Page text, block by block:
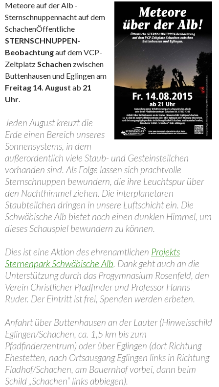
Meteore auf der Alb -
Sternschnuppennacht auf dem
SchachenÖffentliche
STERNSCHNUPPEN-
Beobachtungauf dem VCP-
ZeltplatzSchachen zwischen
Buttenhausen und Eglingen am
Freitag 14. August ab 21
Uhr.
Jeden August kreuzt die
Erde einen Bereich unseres
Sonnensystems, in dem
außerordentlich viele Staub- und Gesteinsteilchen
vorhanden sind. Als Folge lassen sich prachtvolle
Sternschnuppen bewundern, die ihre Leuchtspur über
den Nachthimmel ziehen. Die interplanetaren
Staubteilchen dringen in unsere Luftschicht ein. Die
Schwäbische Alb bietet noch einen dunklen Himmel, um
dieses Schauspiel bewundern zu können.
Dies ist eine Aktion des ehrenamtlichen Projekts
Sternenpark Schwäbische Alb. Dank geht auch an die
Unterstützung durch das Progymnasium Rosenfeld, den
Verein Christlicher Pfadfinder und Professor Hanns
Ruder. Der Eintritt ist frei, Spenden werden erbeten.
Anfahrt über Buttenhausen an der Lauter (Hinweisschild
Eglingen/Schachen, ca. 1,5 km bis zum
Pfadfinderzentrum) oder über Eglingen (dort Richtung
Ehestetten, nach Ortsausgang Eglingen links in Richtung
Fladhof/Schachen, am Bauernhof vorbei, dann beim
Schild „Schachen“ links abbiegen).